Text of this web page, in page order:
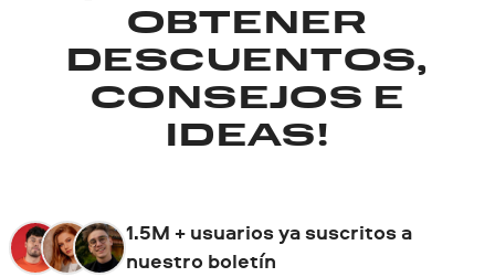
OBTENER
DESCUENTOS,
CONSEJOS E
IDEAS!
1.5M + usuarios ya suscritos a
nuestro boletín